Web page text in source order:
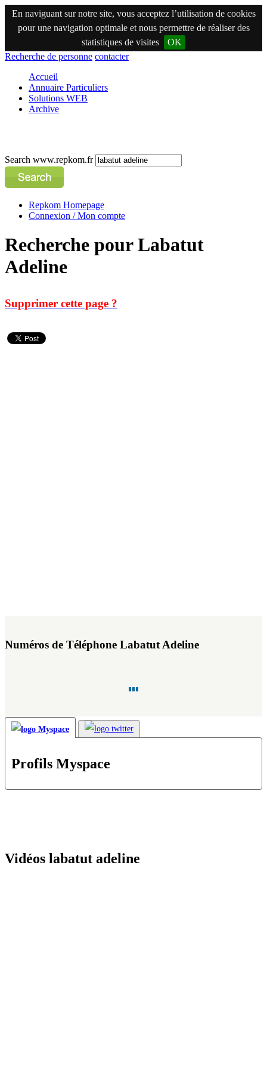
En naviguant sur notre site, vous acceptez l’utilisation de cookies
pour une navigation optimale et nous permettre de réaliser des
statistiques de visites
OK
Recherche de personne contacter
Accueil
Annuaire Particuliers
Solutions WEB
Archive
Search www.repkom.fr
Repkom Homepage
Connexion / Mon compte
Recherche pour Labatut
Adeline
Supprimer cette page ?
Numéros de Téléphone Labatut Adeline
Profils Myspace
Vidéos labatut adeline